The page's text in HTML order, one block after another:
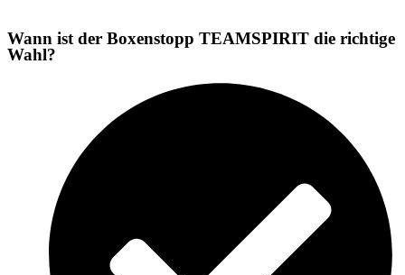
Wann ist der Boxenstopp TEAMSPIRIT die richtige
Wahl?